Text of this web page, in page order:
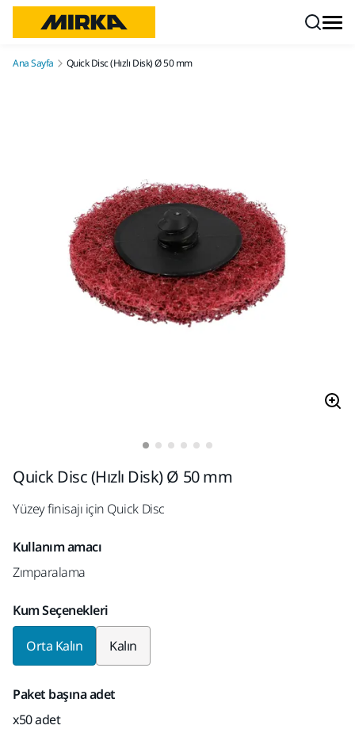
Ana Sayfa Quick Disc (Hızlı Disk) Ø 50 mm
Quick Disc (Hızlı Disk) Ø 50 mm
Yüzey finisajı için Quick Disc
Kullanım amacı
Zımparalama
Kum Seçenekleri
Orta Kalın Kalın
Paket başına adet
x50 adet